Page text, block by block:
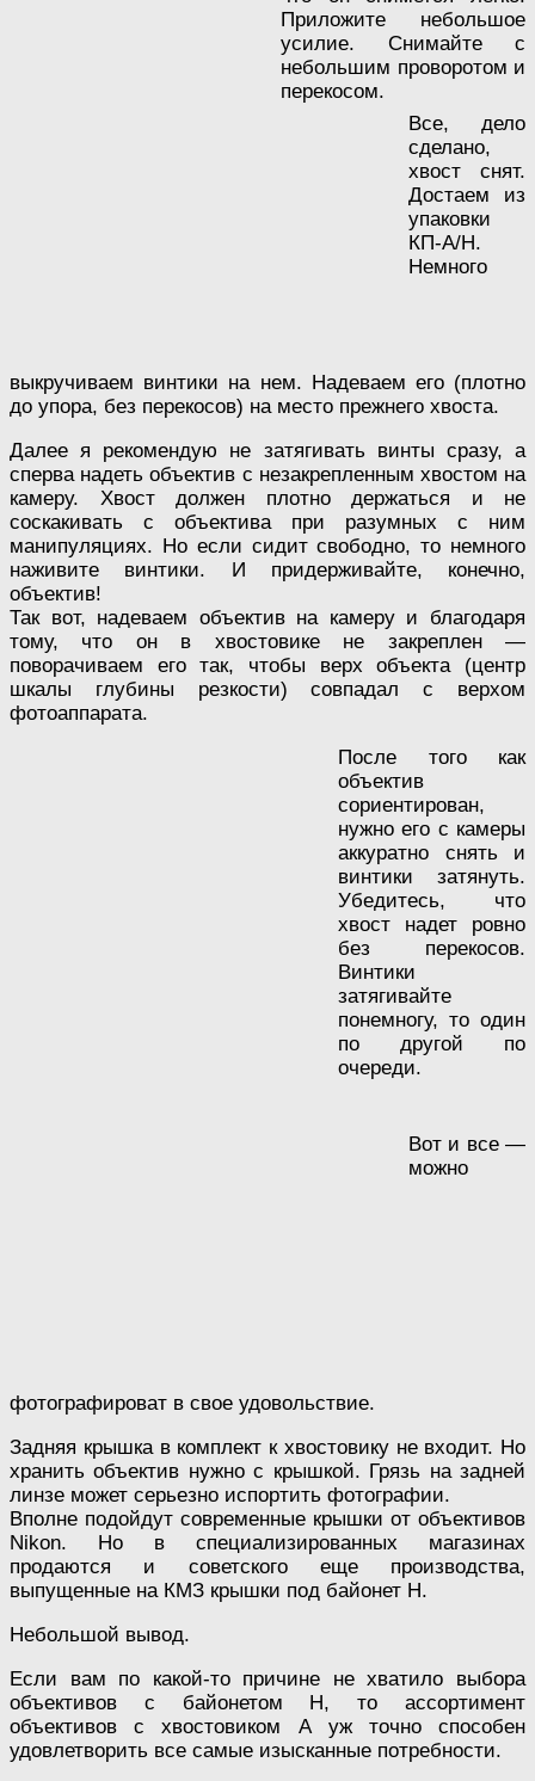
Приложите небольшое
усилие. Снимайте с
небольшим проворотом и
перекосом.
Все, дело
сделано,
хвост снят.
Достаем из
упаковки
КП-А/Н.
Немного
выкручиваем винтики на нем. Надеваем его (плотно
до упора, без перекосов) на место прежнего хвоста.
Далее я рекомендую не затягивать винты сразу, а
сперва надеть объектив с незакрепленным хвостом на
камеру. Хвост должен плотно держаться и не
соскакивать с объектива при разумных с ним
манипуляциях. Но если сидит свободно, то немного
наживите винтики. И придерживайте, конечно,
объектив!
Так вот, надеваем объектив на камеру и благодаря
тому, что он в хвостовике не закреплен —
поворачиваем его так, чтобы верх объекта (центр
шкалы глубины резкости) совпадал с верхом
фотоаппарата.
После того как
объектив
сориентирован,
нужно его с камеры
аккуратно снять и
винтики затянуть.
Убедитесь, что
хвост надет ровно
без перекосов.
Винтики
затягивайте
понемногу, то один
по другой по
очереди.
Вот и все —
можно
фотографироват в свое удовольствие.
Задняя крышка в комплект к хвостовику не входит. Но
хранить объектив нужно с крышкой. Грязь на задней
линзе может серьезно испортить фотографии.
Вполне подойдут современные крышки от объективов
Nikon. Но в специализированных магазинах
продаются и советского еще производства,
выпущенные на КМЗ крышки под байонет Н.
Небольшой вывод.
Если вам по какой-то причине не хватило выбора
объективов с байонетом Н, то ассортимент
объективов с хвостовиком А уж точно способен
удовлетворить все самые изысканные потребности.